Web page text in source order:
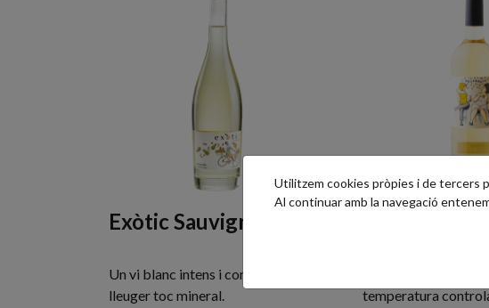
Exòtic Sauvignon 75cl.
Un vi blanc intens i complex, amb un
lleuger toc mineral.
temperatura
Utilitzem cookies pròpies i de tercers
Al continuar amb la navegació